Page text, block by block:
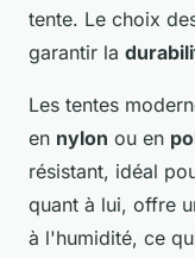
tente. Le choix
garantir la
Les tentes
en nylon ou en
résistant, idéal
quant à lui, offre
à l'humidité, ce